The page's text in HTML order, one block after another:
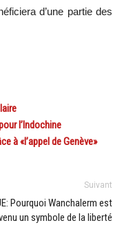
d’une partie des
l’Indochine
à «l’appel de Genève»
Suivant
Pourquoi Wanchalerm est
un symbole de la liberté